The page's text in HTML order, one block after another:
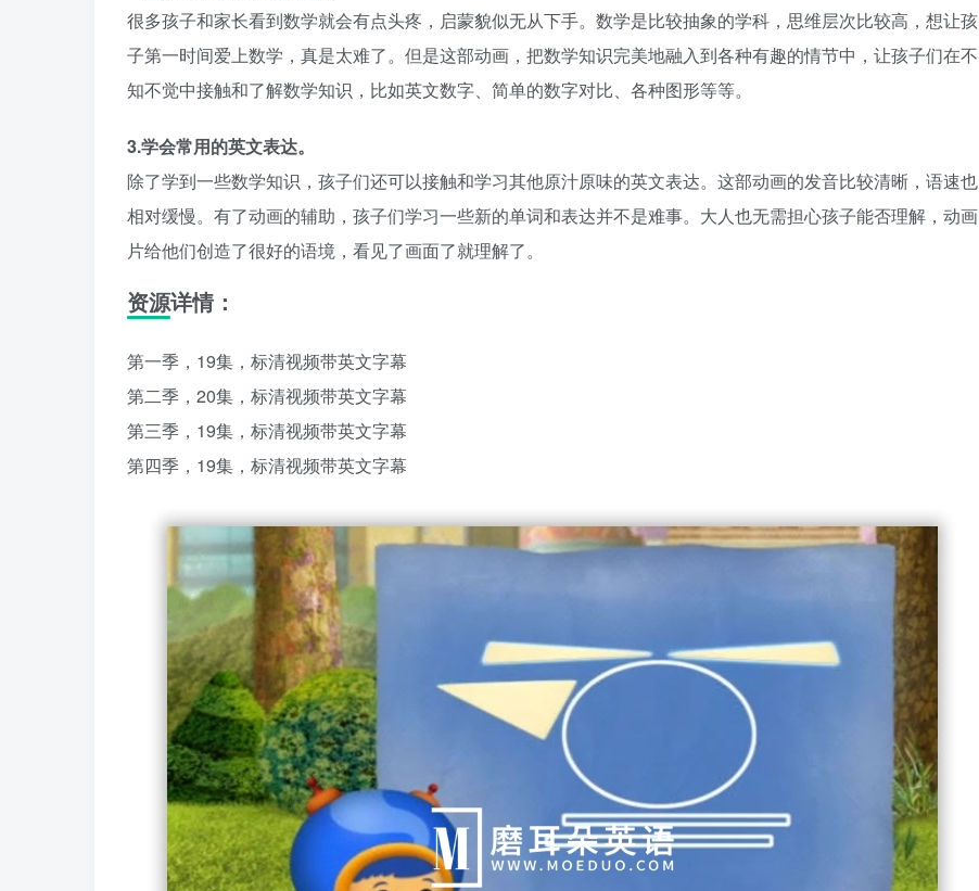
很多孩子和家长看到数学就会有点头疼，启蒙貌似无从下手。数学是比较抽象的学科，思维层次比较高，想让孩
子第一时间爱上数学，真是太难了。但是这部动画，把数学知识完美地融入到各种有趣的情节中，让孩子们在不
知不觉中接触和了解数学知识，比如英文数字、简单的数字对比、各种图形等等。
3.学会常用的英文表达。
除了学到一些数学知识，孩子们还可以接触和学习其他原汁原味的英文表达。这部动画的发音比较清晰，语速也
相对缓慢。有了动画的辅助，孩子们学习一些新的单词和表达并不是难事。大人也无需担心孩子能否理解，动画
片给他们创造了很好的语境，看见了画面了就理解了。
资源详情：
第一季，19集，标清视频带英文字幕
第二季，20集，标清视频带英文字幕
第三季，19集，标清视频带英文字幕
第四季，19集，标清视频带英文字幕